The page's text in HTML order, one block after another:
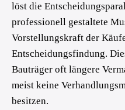
löst die
professionell gestaltete
Vorstellungskraft der
Entscheidungsfindung.
Bauträger oft längere
meist keine
besitzen.